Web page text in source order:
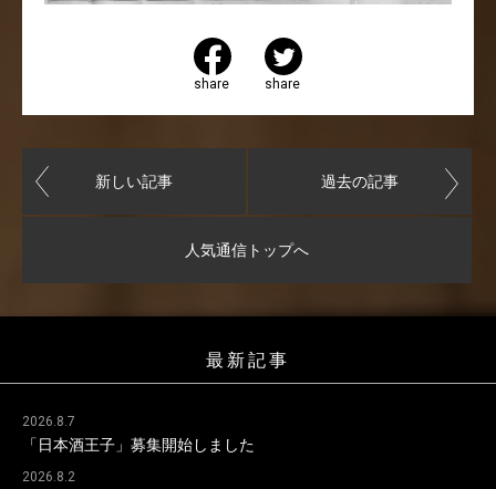
share share
新しい記事
人気通信トップへ
過去の記事
最新記事
2026.8.7
「日本酒王子」募集開始しました
2026.8.2